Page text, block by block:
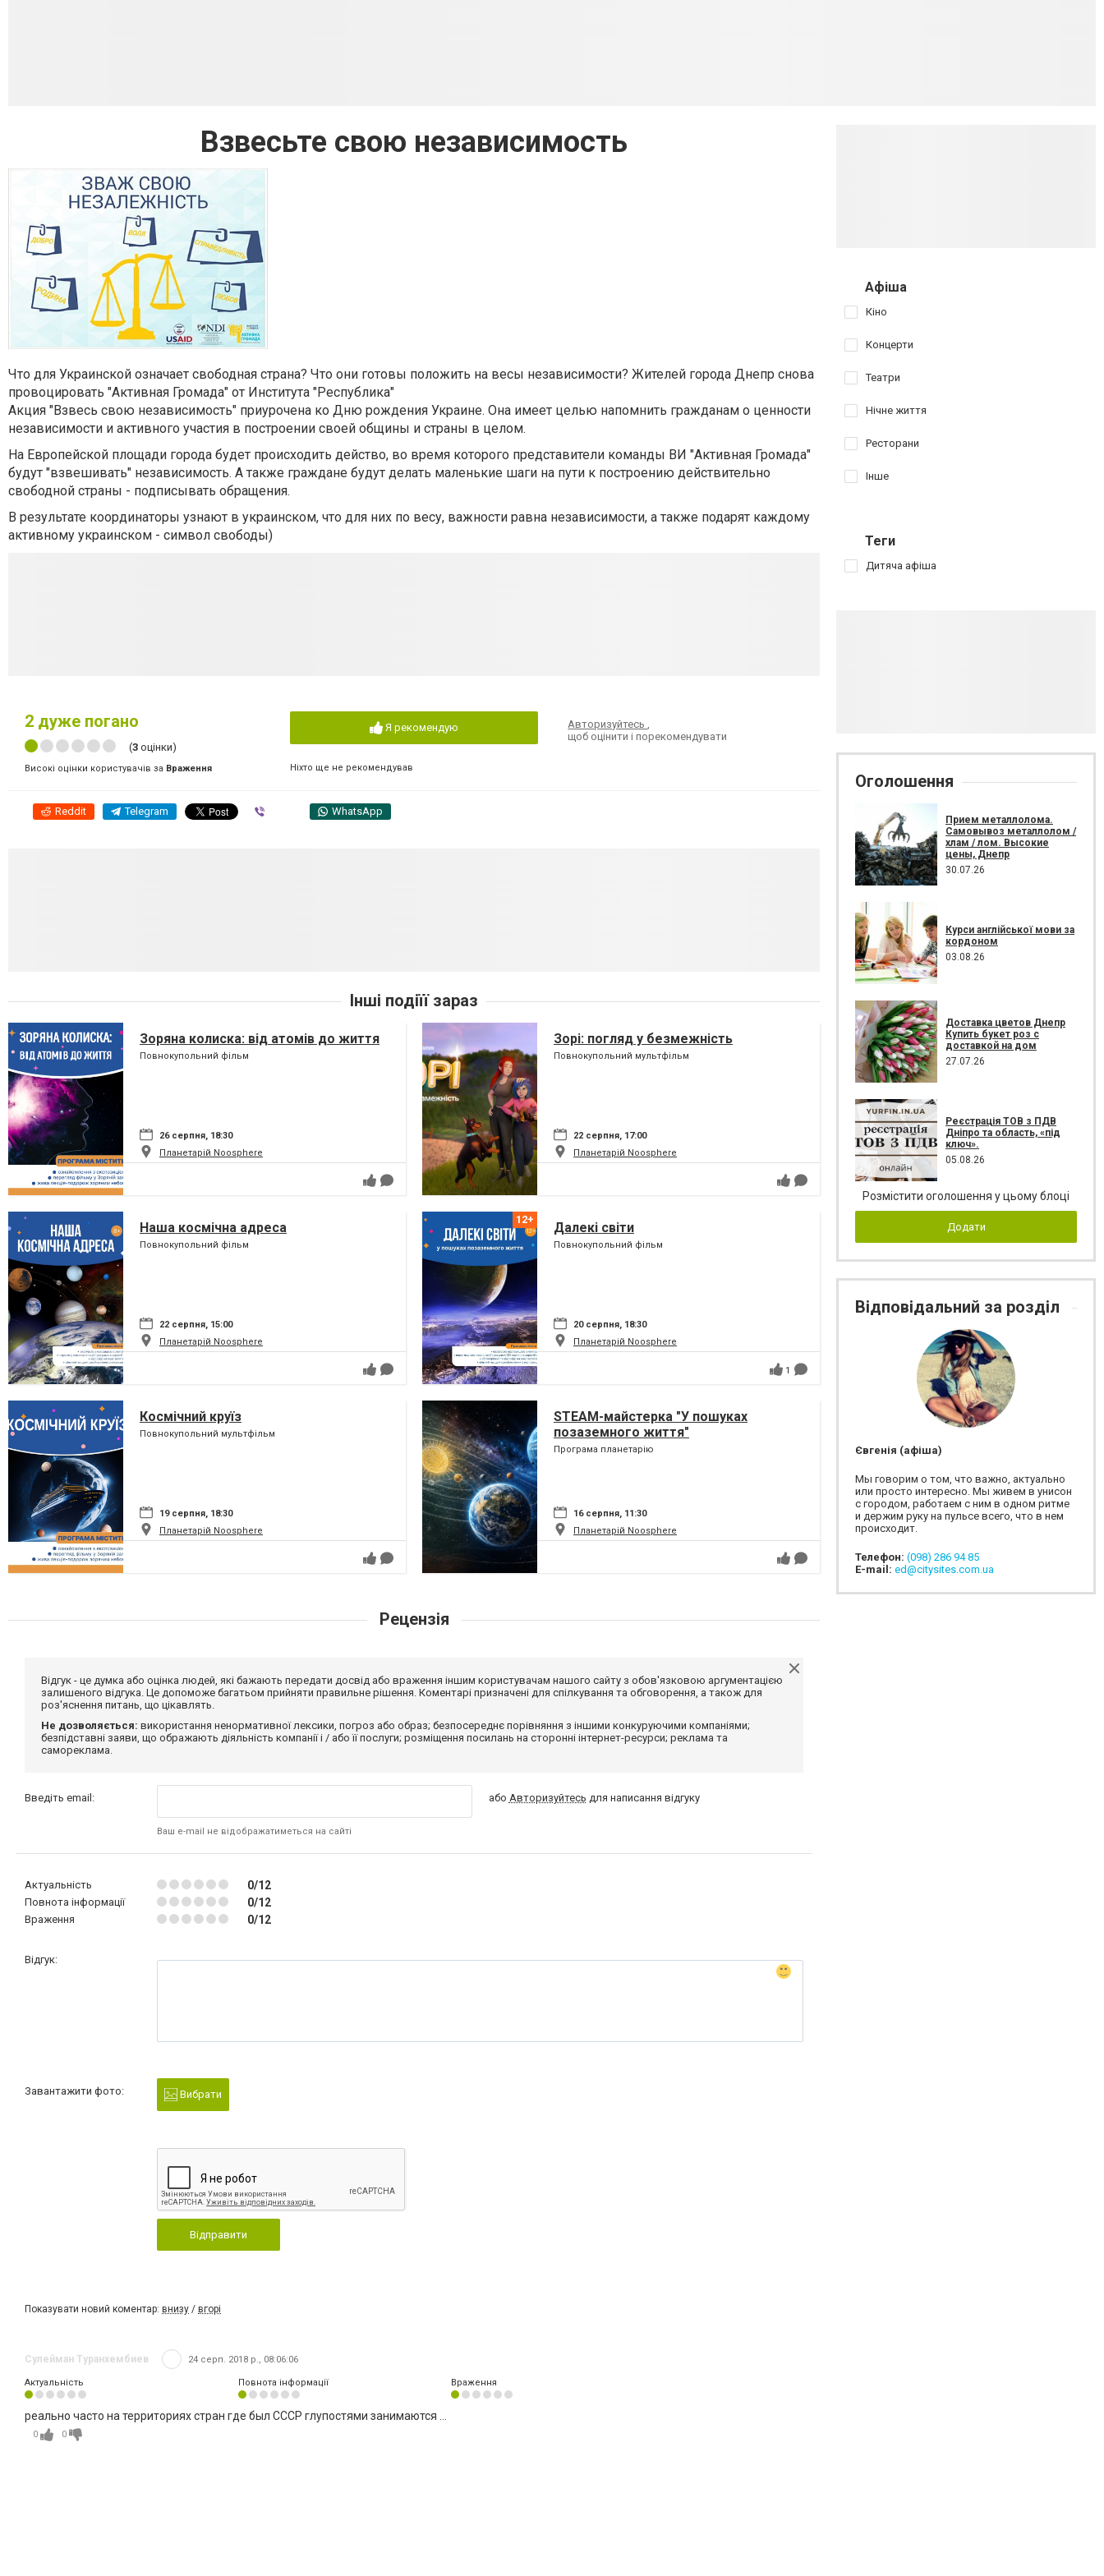
Взвесьте свою независимость
Что для Украинской означает свободная страна? Что они готовы положить на весы независимости? Жителей города Днепр снова
провоцировать "Активная Громада" от Института "Республика"
Акция "Взвесь свою независимость" приурочена ко Дню рождения Украине. Она имеет целью напомнить гражданам о ценности
независимости и активного участия в построении своей общины и страны в целом.
На Европейской площади города будет происходить действо, во время которого представители команды ВИ "Активная Громада"
будут "взвешивать" независимость. А также граждане будут делать маленькие шаги на пути к построению действительно
свободной страны - подписывать обращения.
В результате координаторы узнают в украинском, что для них по весу, важности равна независимости, а также подарят каждому
активному украинском - символ свободы)
2 дуже погано
(3 оцінки)
Високі оцінки користувачів за Враження
Я рекомендую
Ніхто ще не рекомендував
Авторизуйтесь
щоб оцінити і порекомендувати
Reddit Telegram WhatsApp
Інші подіїї зараз
Зоряна колиска: від атомів до життя
Повнокупольний фільм
26 серпня, 18:30
Планетарій Noosphere
Зорі: погляд у безмежність
Повнокупольний мультфільм
22 серпня, 17:00
Планетарій Noosphere
Наша космічна адреса
Повнокупольний фільм
22 серпня, 15:00
Планетарій Noosphere
Далекі світи
Повнокупольний фільм
20 серпня, 18:30
Планетарій Noosphere
1
Космічний круїз
Повнокупольний мультфільм
19 серпня, 18:30
Планетарій Noosphere
STEAM-майстерка "У пошуках
позаземного життя"
Програма планетарію
16 серпня, 11:30
Планетарій Noosphere
Рецензія
Відгук - це думка або оцінка людей, які бажають передати досвід або враження іншим користувачам нашого сайту з обов'язковою аргументацією
залишеного відгука. Це допоможе багатьом прийняти правильне рішення. Коментарі призначені для спілкування та обговорення, а також для
роз'яснення питань, що цікавлять.
Не дозволяється: використання ненормативної лексики, погроз або образ; безпосереднє порівняння з іншими конкуруючими компаніями;
безпідставні заяви, що ображають діяльність компанії і / або її послуги; розміщення посилань на сторонні інтернет-ресурси; реклама та
самореклама.
Введіть email:
Ваш e-mail не відображатиметься на сайті
або Авторизуйтесь для написання відгуку
Актуальність 0/12
Повнота інформації 0/12
Враження 0/12
Відгук:
Завантажити фото: Вибрати
Відправити
Показувати новий коментар: внизу / вгорі
Сулейман Туранхембиев 24 серп. 2018 р., 08:06:06
Актуальність Повнота інформації Враження
реально часто на территориях стран где был СССР глупостями занимаются ...
0 0
Афіша
Кіно
Концерти
Театри
Нічне життя
Ресторани
Інше
Теги
Дитяча афіша
Оголошення
Прием металлолома.
Самовывоз металлолом /
хлам / лом. Высокие
цены, Днепр
30.07.26
Курси англійської мови за
кордоном
03.08.26
Доставка цветов Днепр
Купить букет роз с
доставкой на дом
27.07.26
Реєстрація ТОВ з ПДВ
Дніпро та область, «під
ключ».
05.08.26
Розмістити оголошення у цьому блоці
Додати
Відповідальний за розділ
Євгенія (афіша)
Мы говорим о том, что важно, актуально
или просто интересно. Мы живем в унисон
с городом, работаем с ним в одном ритме
и держим руку на пульсе всего, что в нем
происходит.
Телефон: (098) 286 94 85
E-mail: ed@citysites.com.ua